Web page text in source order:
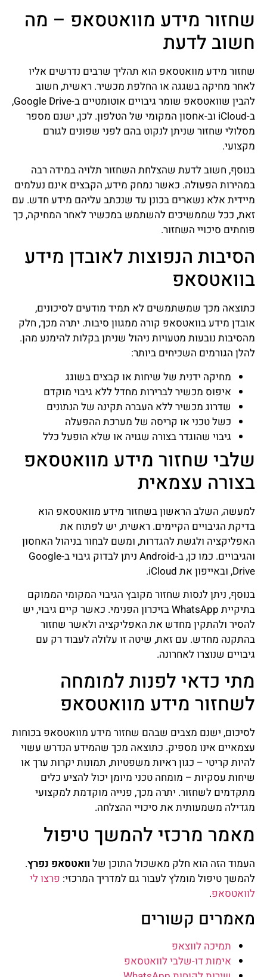
שחזור מידע מוואטסאפ – מה
חשוב לדעת
שחזור מידע מוואטסאפ הוא תהליך שרבים נדרשים אליו
לאחר מחיקה בשגגה או החלפת מכשיר. ראשית, חשוב
להבין שוואטסאפ שומר גיבויים אוטומטיים ב-Google Drive,
ב-iCloud וב-אחסון המקומי של הטלפון. לכן, ישנם מספר
מסלולי שחזור שניתן לנקוט בהם לפני שפונים לגורם
מקצועי.
בנוסף, חשוב לדעת שהצלחת השחזור תלויה במידה רבה
במהירות הפעולה. כאשר נמחק מידע, הקבצים אינם נעלמים
מיידית אלא נשארים בכונן עד שנכתב עליהם מידע חדש. עם
זאת, ככל שממשיכים להשתמש במכשיר לאחר המחיקה, כך
פוחתים סיכויי השחזור.
הסיבות הנפוצות לאובדן מידע
בוואטסאפ
כתוצאה מכך שמשתמשים לא תמיד מודעים לסיכונים,
אובדן מידע בוואטסאפ קורה ממגוון סיבות. יתרה מכך, חלק
מהסיבות נובעות מטעויות ניהול שניתן בקלות להימנע מהן.
להלן הגורמים השכיחים ביותר:
מחיקה ידנית של שיחות או קבצים בשוגג
איפוס מכשיר לברירות מחדל ללא גיבוי מוקדם
שדרוג מכשיר ללא העברה תקינה של הנתונים
כשל טכני או קריסה של מערכת ההפעלה
גיבוי שהוגדר בצורה שגויה או שלא הופעל כלל
שלבי שחזור מידע מוואטסאפ
בצורה עצמאית
למעשה, השלב הראשון בשחזור מידע מוואטסאפ הוא
בדיקת הגיבויים הקיימים. ראשית, יש לפתוח את
האפליקציה ולגשת להגדרות, ומשם לבחור בניהול האחסון
והגיבויים. כמו כן, ב-Android ניתן לבדוק גיבוי ב-Google
Drive, ובאייפון את iCloud.
בנוסף, ניתן לנסות שחזור מקובץ הגיבוי המקומי הממוקם
בתיקיית WhatsApp בזיכרון הפנימי. כאשר קיים גיבוי, יש
להסיר ולהתקין מחדש את האפליקציה ולאשר שחזור
בהתקנה מחדש. עם זאת, שיטה זו עלולה לעבוד רק עם
גיבויים שנוצרו לאחרונה.
מתי כדאי לפנות למומחה
לשחזור מידע מוואטסאפ
לסיכום, ישנם מצבים שבהם שחזור מידע מוואטסאפ בכוחות
עצמאיים אינו מספיק. כתוצאה מכך שהמידע הנדרש עשוי
להיות קריטי – כגון ראיות משפטיות, תמונות יקרות ערך או
שיחות עסקיות – מומחה טכני מיומן יכול להציע כלים
מתקדמים לשחזור. יתרה מכך, פנייה מוקדמת למקצועי
מגדילה משמעותית את סיכויי ההצלחה.
מאמר מרכזי להמשך טיפול
העמוד הזה הוא חלק מאשכול התוכן של וואטסאפ נפרץ.
להמשך טיפול מומלץ לעבור גם למדריך המרכזי: פרצו לי
לוואטסאפ.
מאמרים קשורים
תמיכה לווצאפ
אימות דו-שלבי לוואטסאפ